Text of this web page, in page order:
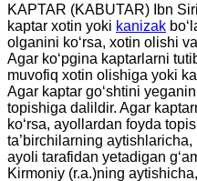
KAPTAR (KABUTAR) Ibn
kaptar xotin yoki kanizak
olganini ko‘rsa, xotin olishi
Agar ko‘pgina kaptarlarni
muvofiq xotin olishiga yoki
Agar kaptar go‘shtini
topishiga dalildir. Agar
ko‘rsa, ayollardan foyda
ta’birchilarning
ayoli tarafidan yetadigan
Kirmoniy (r.a.)ning